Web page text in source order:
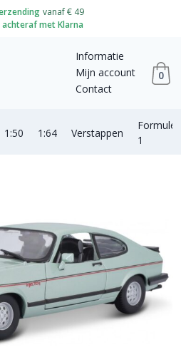
vanaf € 49
achteraf met Klarna
Informatie
Mijn account
Contact
0
1:50 1:64 Verstappen
Formule
1